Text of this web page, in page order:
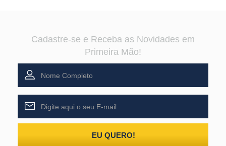
Cadastre-se e Receba as Novidades em
Primeira Mão!
EU QUERO!